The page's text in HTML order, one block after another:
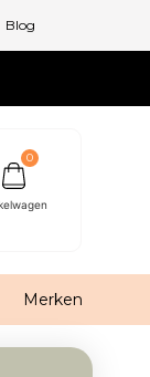
Blog
0
Merken